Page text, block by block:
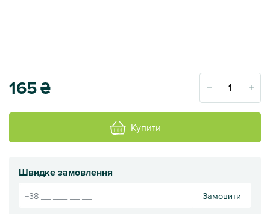
165₴
Купити
Швидке замовлення
Замовити